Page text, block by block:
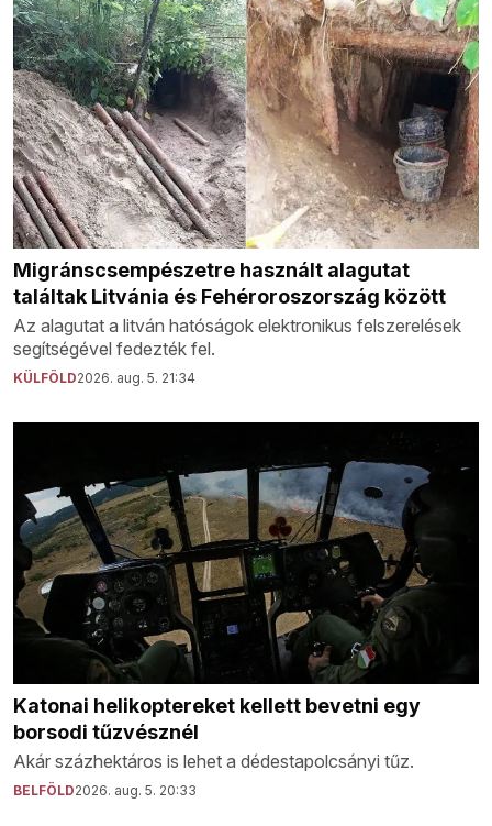
Migránscsempészetre használt alagutat
találtak Litvánia és Fehéroroszország között
Az alagutat a litván hatóságok elektronikus felszerelések
segítségével fedezték fel.
KÜLFÖLD2026. aug. 5. 21:34
Katonai helikoptereket kellett bevetni egy
borsodi tűzvésznél
Akár százhektáros is lehet a dédestapolcsányi tűz.
BELFÖLD2026. aug. 5. 20:33